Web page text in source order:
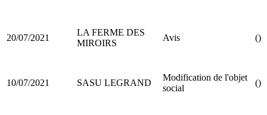
20/07/2021
LA FERME DES
MIROIRS
Avis ()
10/07/2021 SASU LEGRAND
Modification de l'objet
social
()